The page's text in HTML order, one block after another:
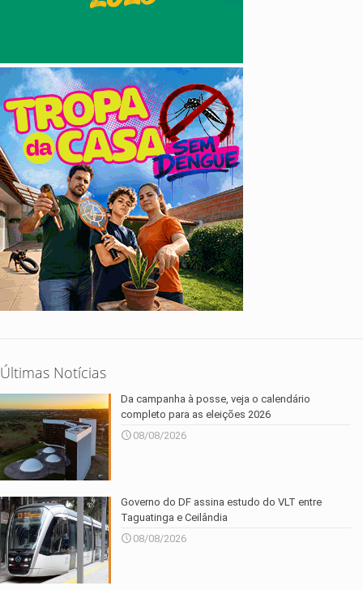
Últimas Notícias
Da campanha à posse, veja o calendário
completo para as eleições 2026
08/08/2026
Governo do DF assina estudo do VLT entre
Taguatinga e Ceilândia
08/08/2026